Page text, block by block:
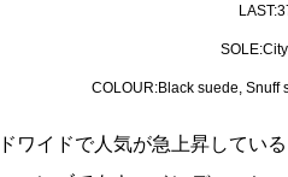
COLOUR:Black suede, Snuff
ワイドで人気が急上昇してい